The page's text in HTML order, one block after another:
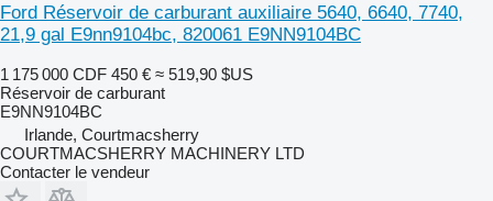
Ford Réservoir de carburant auxiliaire 5640, 6640, 7740,
21,9 gal E9nn9104bc, 820061 E9NN9104BC
1 175 000 CDF 450 € ≈ 519,90 $US
Réservoir de carburant
E9NN9104BC
Irlande, Courtmacsherry
COURTMACSHERRY MACHINERY LTD
Contacter le vendeur